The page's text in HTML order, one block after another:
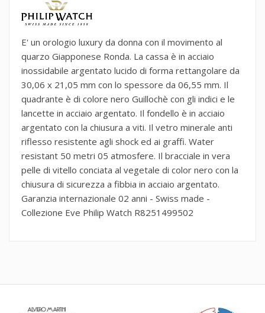
E' un orologio luxury da donna con il movimento al
quarzo Giapponese Ronda. La cassa è in acciaio
inossidabile argentato lucido di forma rettangolare da
30,06 x 21,05 mm con lo spessore da 06,55 mm. Il
quadrante è di colore nero Guillochè con gli indici e le
lancette in acciaio argentato. Il fondello è in acciaio
argentato con la chiusura a viti. Il vetro minerale anti
riflesso resistente agli shock ed ai graffi. Water
resistant 50 metri 05 atmosfere. Il bracciale in vera
pelle di vitello conciata al vegetale di color nero con la
chiusura di sicurezza a fibbia in acciaio argentato.
Garanzia internazionale 02 anni - Swiss made -
Collezione Eve Philip Watch R8251499502